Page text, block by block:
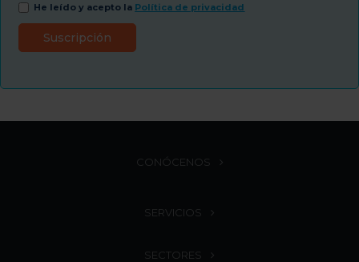
He leído y acepto la Política de privacidad
CONÓCENOS
SERVICIOS
SECTORES